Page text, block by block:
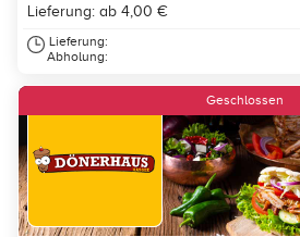
Lieferung: ab 4,00 €
Lieferung:
Abholung:
Geschlossen